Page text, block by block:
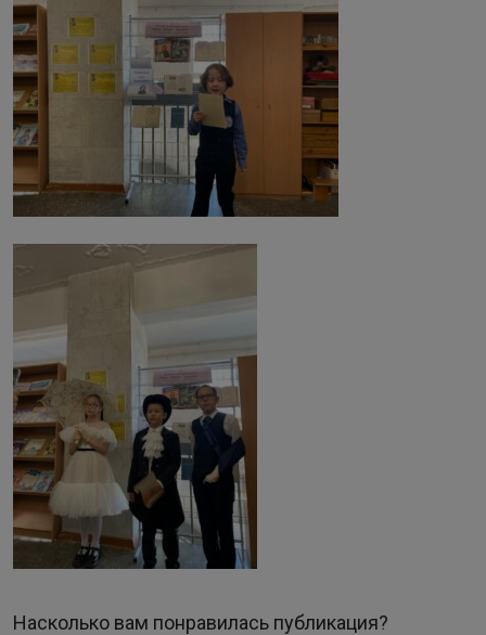
Насколько вам понравилась публикация?